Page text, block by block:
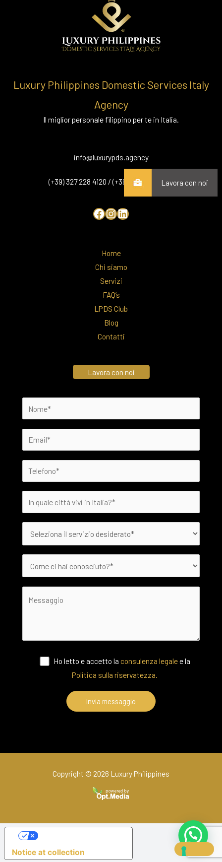
Luxury Philippines Domestic Services Italy
Agency
Il miglior personale filippino per te in Italia.
info@luxurypds.agency
(+39) 327 228 4120 / (+39) 334 750 5344Lavora con noi
Home
Chi siamo
Servizi
FAQ’s
LPDS Club
Blog
Contatti
Lavora con noi
Ho letto e accetto laconsulenza legalee la
Politica sulla riservatezza.
Copyright © 2026 Luxury Philippines
Notice at collection
Your Privacy Choices